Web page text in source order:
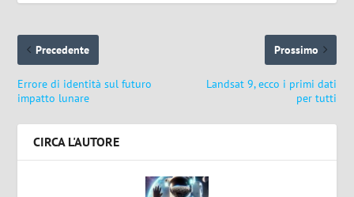
Precedente
Errore di identità sul futuro
impatto lunare
Prossimo
Landsat 9, ecco i primi dati
per tutti
CIRCA L'AUTORE